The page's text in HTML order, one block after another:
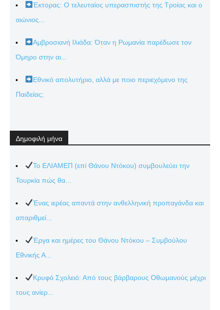
Έκτορας: Ο τελευταίος υπερασπιστής της Τροίας και ο
αιώνιος...
Αμβροσιανή Ιλιάδα: Όταν η Ρωμανία παρέδωσε τον
Όμηρο στην αι...
Εθνικό απολυτήριο, αλλά με ποιο περιεχόμενο της
Παιδείας;
Δημοφιλή μήνα
Το ΕΛΙΑΜΕΠ (επί Θάνου Ντόκου) συμβουλεύει την
Τουρκία πώς θα...
Ένας ιερέας απαντά στην ανθελληνική προπαγάνδα και
απαριθμεί...
Έργα και ημέρες του Θάνου Ντόκου – Συμβούλου
Εθνικής Α...
Κρυφό Σχολειό: Από τους βάρβαρους Οθωμανούς μέχρι
τους ανίερ...